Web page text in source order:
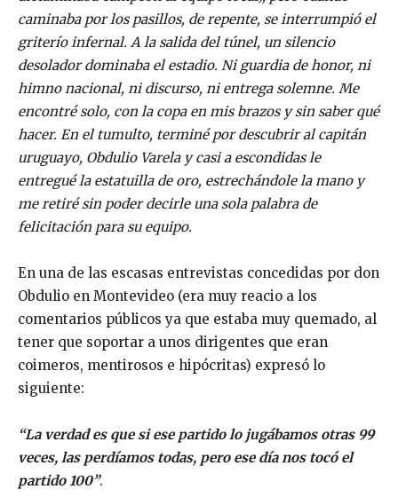
caminaba por los pasillos, de repente, se interrumpió el
griterío infernal. A la salida del túnel, un silencio
desolador dominaba el estadio. Ni guardia de honor, ni
himno nacional, ni discurso, ni entrega solemne. Me
encontré solo, con la copa en mis brazos y sin saber qué
hacer. En el tumulto, terminé por descubrir al capitán
uruguayo, Obdulio Varela y casi a escondidas le
entregué la estatuilla de oro, estrechándole la mano y
me retiré sin poder decirle una sola palabra de
felicitación para su equipo.
En una de las escasas entrevistas concedidas por don
Obdulio en Montevideo (era muy reacio a los
comentarios públicos ya que estaba muy quemado, al
tener que soportar a unos dirigentes que eran
coimeros, mentirosos e hipócritas) expresó lo
siguiente:
“La verdad es que si ese partido lo jugábamos otras 99
veces, las perdíamos todas, pero ese día nos tocó el
partido 100”.